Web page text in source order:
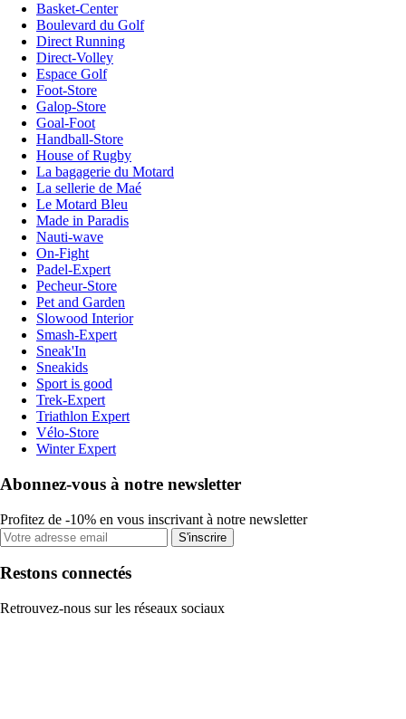
Basket-Center
Boulevard du Golf
Direct Running
Direct-Volley
Espace Golf
Foot-Store
Galop-Store
Goal-Foot
Handball-Store
House of Rugby
La bagagerie du Motard
La sellerie de Maé
Le Motard Bleu
Made in Paradis
Nauti-wave
On-Fight
Padel-Expert
Pecheur-Store
Pet and Garden
Slowood Interior
Smash-Expert
Sneak'In
Sneakids
Sport is good
Trek-Expert
Triathlon Expert
Vélo-Store
Winter Expert
Abonnez-vous à notre newsletter
Profitez de -10% en vous inscrivant à notre newsletter
S'inscrire
Restons connectés
Retrouvez-nous sur les réseaux sociaux